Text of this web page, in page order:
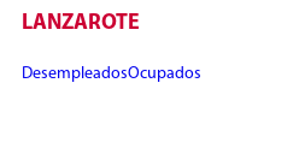
LANZAROTE
DesempleadosOcupados